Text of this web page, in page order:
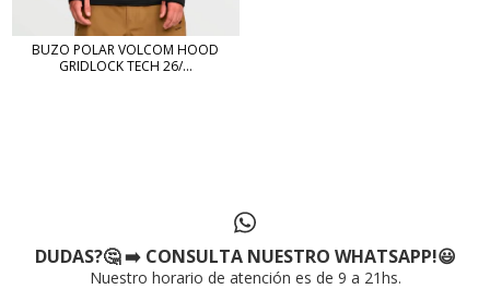
BUZO POLAR VOLCOM HOOD
GRIDLOCK TECH 26/...
DUDAS?🤔 ➡️ CONSULTA NUESTRO WHATSAPP!😃
Nuestro horario de atención es de 9 a 21hs.